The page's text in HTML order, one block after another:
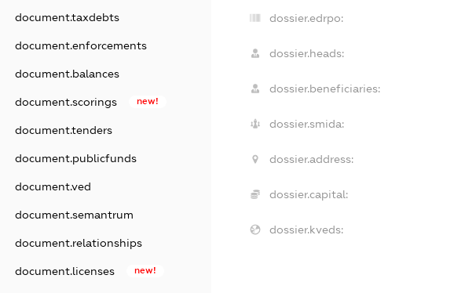
document.taxdebts
document.enforcements
document.balances
document.scorings new!
document.tenders
document.publicfunds
document.ved
document.semantrum
document.relationships
document.licenses new!
dossier.edrpo:
dossier.heads:
dossier.beneficiaries:
dossier.smida:
dossier.address:
dossier.capital:
dossier.kveds: